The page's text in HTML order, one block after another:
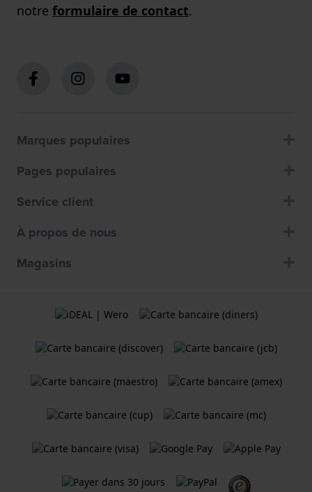
notre formulaire de contact.
Marques populaires
Pages populaires
Service client
À propos de nous
Magasins